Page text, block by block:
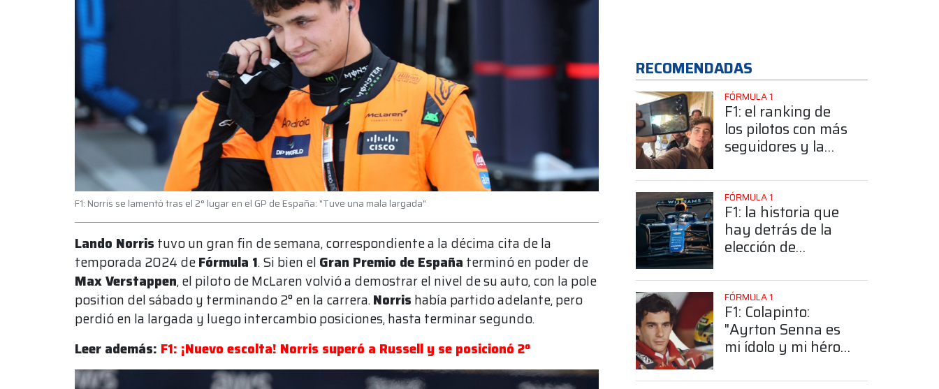
F1: Norris se lamentó tras el 2° lugar en el GP de España: "Tuve una mala largada"
Lando Norris tuvo un gran fin de semana, correspondiente a la décima cita de la
temporada 2024 deFórmula 1. Si bien el Gran Premio de España terminó en poder de
Max Verstappen, el piloto de McLaren volvió a demostrar el nivel de su auto, con la pole
position del sábado y terminando 2° en la carrera.Norris había partido adelante, pero
perdió en la largada y luego intercambio posiciones, hasta terminar segundo.
Leer además: F1: ¡Nuevo escolta! Norris superó a Russell y se posicionó 2º
RECOMENDADAS
FÓRMULA 1
F1: el ranking de
los pilotos con más
seguidores y la
posición de
Colapinto
FÓRMULA 1
F1: la historia que
hay detrás de la
elección de
número 43
FÓRMULA 1
F1: Colapinto:
"Ayrton Senna es
mi ídolo y mi héroe